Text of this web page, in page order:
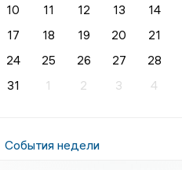
10
11 12 13 14
17
18 19 20 21
24
25 26 27 28
31
1 2 3 4
События недели